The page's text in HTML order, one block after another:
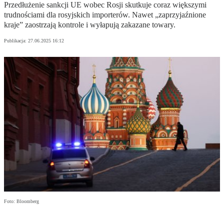
Przedłużenie sankcji UE wobec Rosji skutkuje coraz większymi
trudnościami dla rosyjskich importerów. Nawet „zaprzyjaźnione
kraje” zaostrzają kontrole i wyłapują zakazane towary.
Publikacja: 27.06.2025 16:12
Foto: Bloomberg